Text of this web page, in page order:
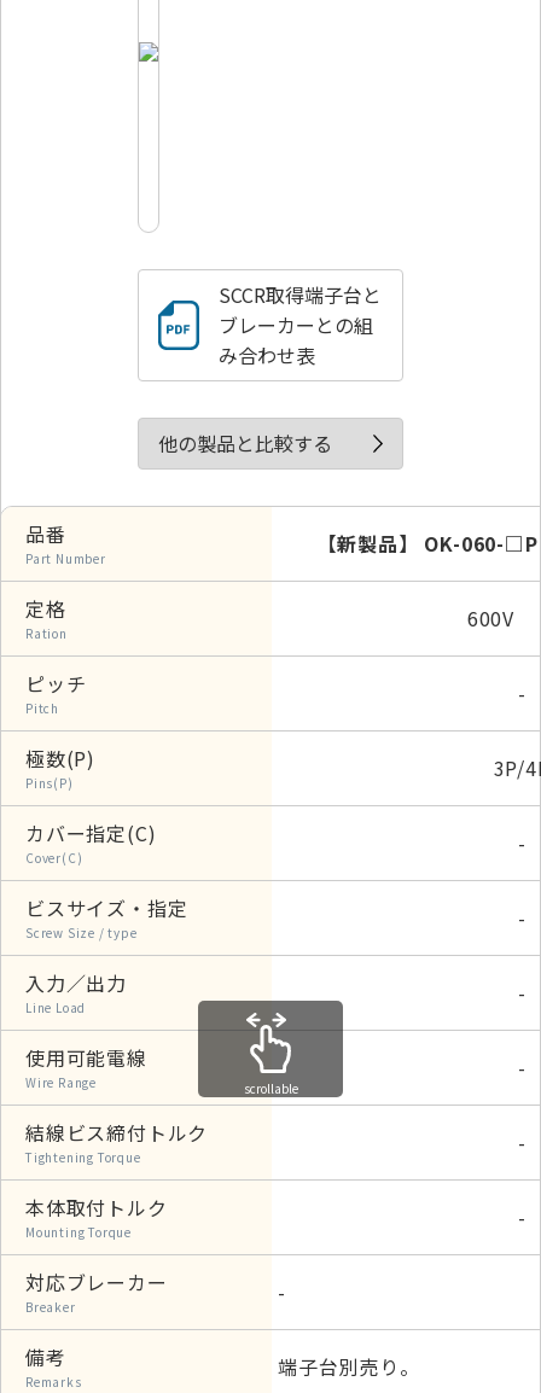
SCCR取得端子台と
ブレーカーとの組
み合わせ表
他の製品と比較する
品番
Part Number
【新製品】 OK-060-
定格
Ration
600V
ピッチ
Pitch
-
極数(P)
Pins(P)
3P/
カバー指定(C)
Cover(C)
-
ビスサイズ・指定
Screw Size / type
-
入力／出力
Line Load
-
使用可能電線
Wire Range
-
結線ビス締付トルク
Tightening Torque
-
本体取付トルク
Mounting Torque
-
対応ブレーカー
Breaker
-
備考
Remarks
端子台別売り。
scrollable